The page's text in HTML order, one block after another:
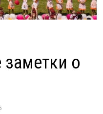
заметки о